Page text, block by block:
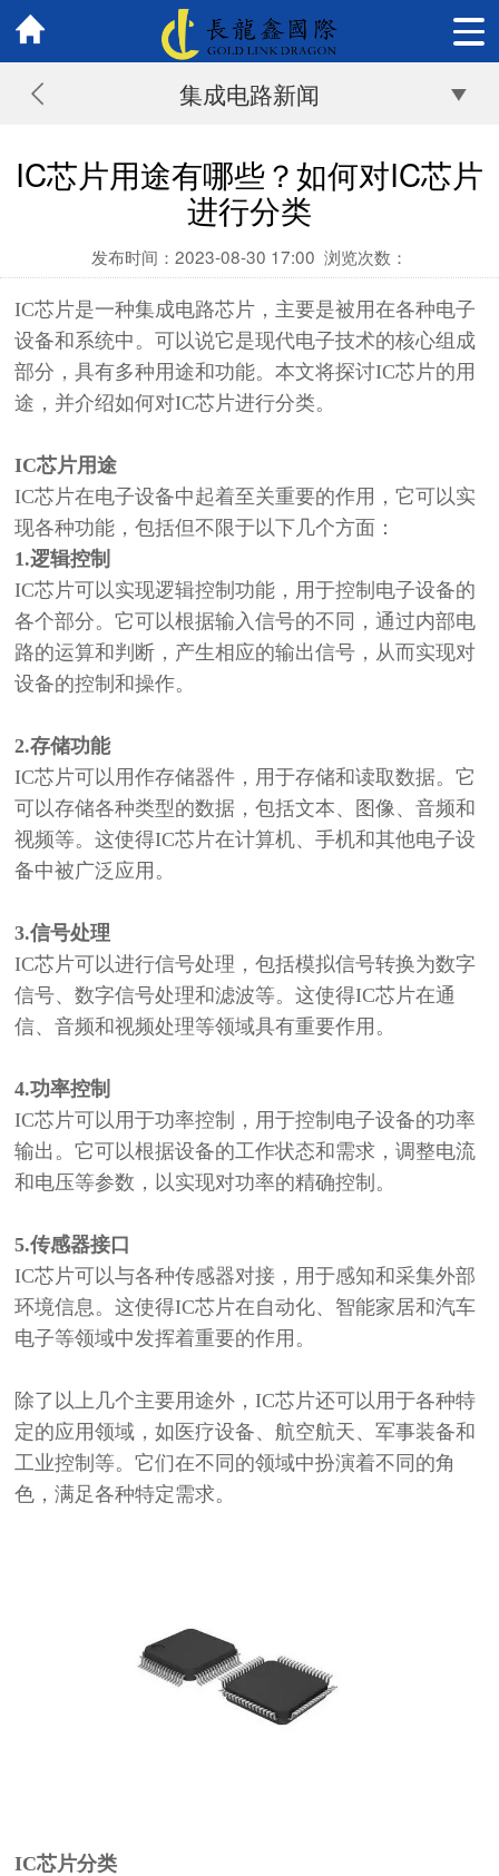
集成电路新闻
IC芯片用途有哪些？如何对IC芯片
进行分类
发布时间：2023-08-30 17:00 浏览次数：
IC芯片是一种集成电路芯片， 主要是被用在各种电子
设备和系统中。可以说它是现代电子技术的核心组成
部分，具有多种用途和功能。本文将探讨IC芯片的用
途，并介绍如何对IC芯片进行分类。
IC芯片用途
IC芯片在电子设备中起着至关重要的作用，它可以实
现各种功能，包括但不限于以下几个方面：
1.逻辑控制
IC芯片可以实现逻辑控制功能，用于控制电子设备的
各个部分。它可以根据输入信号的不同，通过内部电
路的运算和判断，产生相应的输出信号，从而实现对
设备的控制和操作。
2.存储功能
IC芯片可以用作存储器件，用于存储和读取数据。它
可以存储各种类型的数据，包括文本、图像、音频和
视频等。这使得IC芯片在计算机、手机和其他电子设
备中被广泛应用。
3.信号处理
IC芯片可以进行信号处理，包括模拟信号转换为数字
信号、数字信号处理和滤波等。这使得IC芯片在通
信、音频和视频处理等领域具有重要作用。
4.功率控制
IC芯片可以用于功率控制，用于控制电子设备的功率
输出。它可以根据设备的工作状态和需求，调整电流
和电压等参数，以实现对功率的精确控制。
5.传感器接口
IC芯片可以与各种传感器对接 ，用于感知和采集外部
环境信息。这使得IC芯片在自动化、智能家居和汽车
电子等领域中发挥着重要的作用。
除了以上几个主要用途外，IC芯片还可以用于各种特
定的应用领域，如医疗设备、航空航天、军事装备和
工业控制等。它们在不同的领域中扮演着不同的角
色，满足各种特定需求。
IC芯片分类